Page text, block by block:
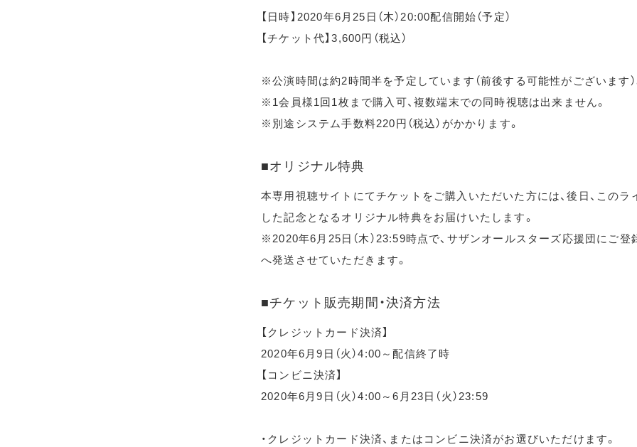
【日時】2020年6月25日（木）20:00配信開始（予定）
【チケット代】3,600円（税込）
※公演時間は約2時間半を予定しています（前後する可能性がございます）
※1会員様1回1枚まで購入可、複数端末での同時視聴は出来ません。
※別途システム手数料220円（税込）がかかります。
■オリジナル特典
本専用視聴サイトにてチケットをご購入いただいた方には、後日、このラ
した記念となるオリジナル特典をお届けいたします。
※2020年6月25日（木）23:59時点で、サザンオールスターズ応援団にご登
へ発送させていただきます。
■チケット販売期間・決済方法
【クレジットカード決済】
2020年6月9日（火）4:00～配信終了時
【コンビニ決済】
2020年6月9日（火）4:00～6月23日（火）23:59
・クレジットカード決済、またはコンビニ決済がお選びいただけます。